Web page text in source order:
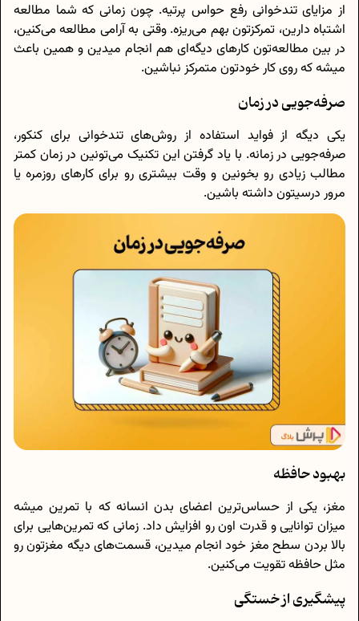
از مزایای تندخوانی رفع حواس پرتیه. چون زمانی که شما مطالعه
اشتباه دارین، تمرکزتون بهم می‌ریزه. وقتی به آرامی مطالعه می‌کنین،
در بین مطالعه‌تون کارهای دیگه‌ای هم انجام میدین و همین باعث
میشه که روی کار خودتون متمرکز نباشین.
صرفه‌جویی در زمان
یکی دیگه از فواید استفاده از روش‌های تندخوانی برای کنکور،
صرفه‌جویی در زمانه. با یاد گرفتن این تکنیک می‌تونین در زمان کمتر
مطالب زیادی رو بخونین و وقت بیشتری رو برای کارهای روزمره یا
مرور درسیتون داشته باشین.
بهبود حافظه
مغز، یکی از حساس‌ترین اعضای بدن انسانه که با تمرین میشه
میزان توانایی و قدرت اون رو افزایش داد. زمانی که تمرین‌هایی برای
بالا بردن سطح مغز خود انجام میدین، قسمت‌های دیگه مغزتون رو
مثل حافظه تقویت می‌کنین.
پیشگیری از خستگی